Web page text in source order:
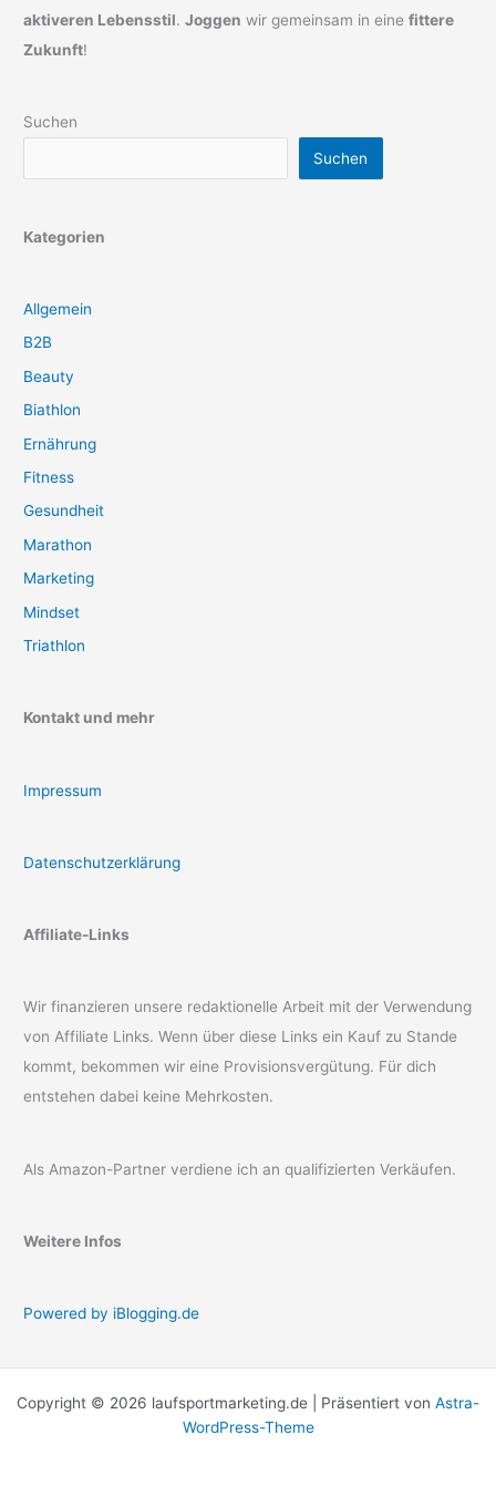
aktiveren Lebensstil.Joggen wir gemeinsam in einefittere
Zukunft!
Suchen
Suchen
Kategorien
Allgemein
B2B
Beauty
Biathlon
Ernährung
Fitness
Gesundheit
Marathon
Marketing
Mindset
Triathlon
Kontakt und mehr
Impressum
Datenschutzerklärung
Affiliate-Links
Wir finanzieren unsere redaktionelle Arbeit mit der Verwendung
von Affiliate Links. Wenn über diese Links ein Kauf zu Stande
kommt, bekommen wir eine Provisionsvergütung. Für dich
entstehen dabei keine Mehrkosten.
Als Amazon-Partner verdiene ich an qualifizierten Verkäufen.
Weitere Infos
Powered by iBlogging.de
Copyright © 2026 laufsportmarketing.de | Präsentiert von Astra-
WordPress-Theme